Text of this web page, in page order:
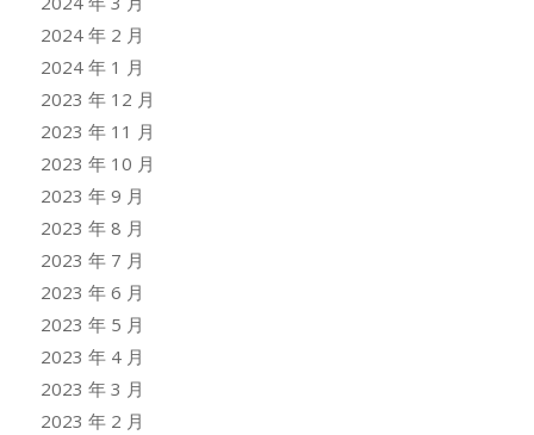
2024 年 2 月
2024 年 1 月
2023 年 12 月
2023 年 11 月
2023 年 10 月
2023 年 9 月
2023 年 8 月
2023 年 7 月
2023 年 6 月
2023 年 5 月
2023 年 4 月
2023 年 3 月
2023 年 2 月